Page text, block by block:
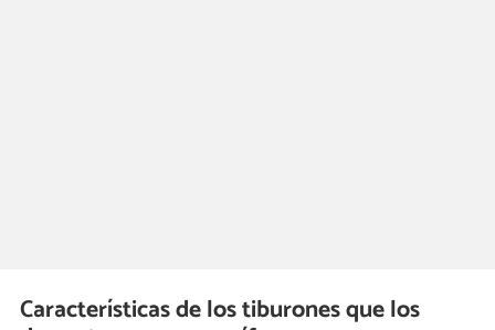
Características de los tiburones que los